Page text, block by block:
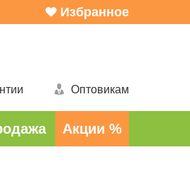
Избранное
Оптовикам
Акции %